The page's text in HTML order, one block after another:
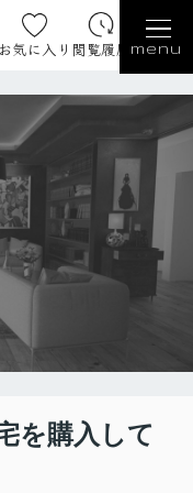
お気に入り 閲覧履歴 menu
を購入して